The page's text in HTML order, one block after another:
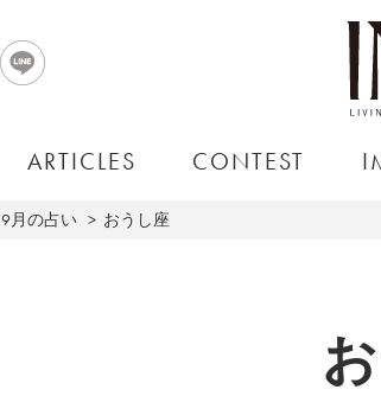
ARTICLES CONTEST
9月の占い おうし座